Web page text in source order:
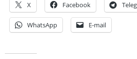
X Facebook
WhatsApp E-mail